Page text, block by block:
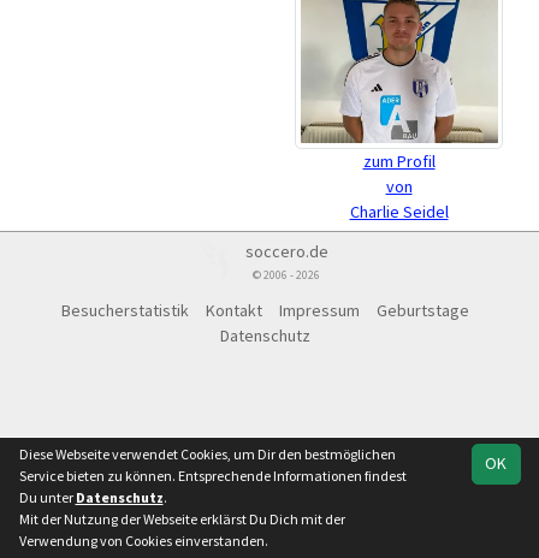
zum Profil
von
Charlie Seidel
soccero.de
© 2006 - 2026
Besucherstatistik Kontakt Impressum
Geburtstage
Datenschutz
OK
Diese Webseite verwendet Cookies, um Dir den bestmöglichen
Service bieten zu können. Entsprechende Informationen findest
Du unter Datenschutz.
Mit der Nutzung der Webseite erklärst Du Dich mit der
Verwendung von Cookies einverstanden.